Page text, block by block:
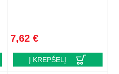
7,62 €
Į KREPŠELĮ